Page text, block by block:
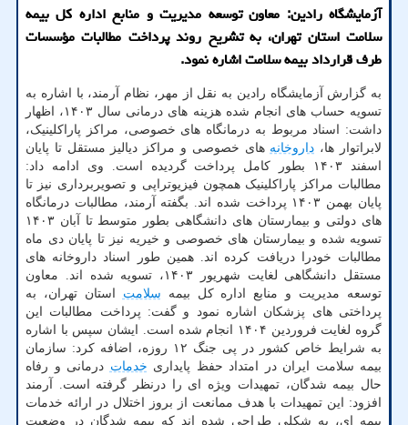
آزمایشگاه رادین: معاون توسعه مدیریت و منابع اداره کل بیمه
سلامت استان تهران، به تشریح روند پرداخت مطالبات مؤسسات
طرف قرارداد بیمه سلامت اشاره نمود.
به گزارش آزمایشگاه رادین به نقل از مهر، نظام آرمند، با اشاره به
تسویه حساب های انجام شده هزینه های درمانی سال ۱۴۰۳، اظهار
داشت: اسناد مربوط به درمانگاه های خصوصی، مراکز پاراکلینیک،
لابراتوار ها، داروخانه های خصوصی و مراکز دیالیز مستقل تا پایان
اسفند ۱۴۰۳ بطور کامل پرداخت گردیده است. وی ادامه داد:
مطالبات مراکز پاراکلینیک همچون فیزیوتراپی و تصویربرداری نیز تا
پایان بهمن ۱۴۰۳ پرداخت شده اند. بگفته آرمند، مطالبات درمانگاه
های دولتی و بیمارستان های دانشگاهی بطور متوسط تا آبان ۱۴۰۳
تسویه شده و بیمارستان های خصوصی و خیریه نیز تا پایان دی ماه
مطالبات خودرا دریافت کرده اند. همین طور اسناد داروخانه های
مستقل دانشگاهی لغایت شهریور ۱۴۰۳، تسویه شده اند. معاون
توسعه مدیریت و منابع اداره کل بیمه سلامت استان تهران، به
پرداختی های پزشکان اشاره نمود و گفت: پرداخت مطالبات این
گروه لغایت فروردین ۱۴۰۴ انجام شده است. ایشان سپس با اشاره
به شرایط خاص کشور در پی جنگ ۱۲ روزه، اضافه کرد: سازمان
بیمه سلامت ایران در امتداد حفظ پایداری خدمات درمانی و رفاه
حال بیمه شدگان، تمهیدات ویژه ای را درنظر گرفته است. آرمند
افزود: این تمهیدات با هدف ممانعت از بروز اختلال در ارائه خدمات
بیمه ای، به شکلی طراحی شده اند که بیمه شدگان در وضعیت